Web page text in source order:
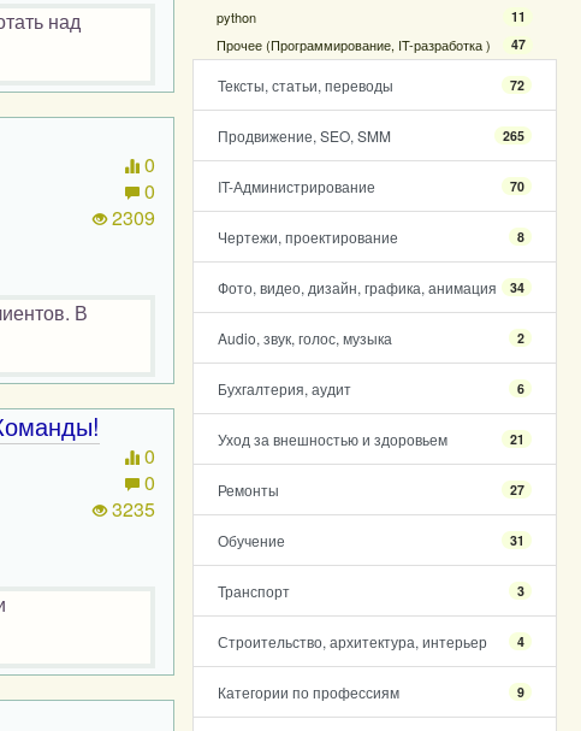
python 11
Прочее (Программирование, IT-разработка ) 47
Тексты, статьи, переводы 72
Продвижение, SEO, SMM 265
IT-Администрирование 70
Чертежи, проектирование 8
Фото, видео, дизайн, графика, анимация 34
Audio, звук, голос, музыка 2
Бухгалтерия, аудит 6
Уход за внешностью и здоровьем 21
Ремонты 27
Обучение 31
Транспорт 3
Строительство, архитектура, интерьер 4
Категории по профессиям 9
над
0
0
2309
В
0
0
3235